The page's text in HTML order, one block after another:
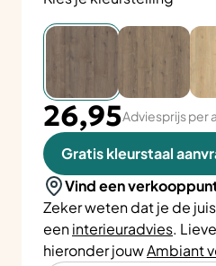
26,95Adviesprijs per
Gratis kleurstaal
Vind een
Zeker weten dat je de
eeninterieuradvies.
hieronder jouwAmbiant